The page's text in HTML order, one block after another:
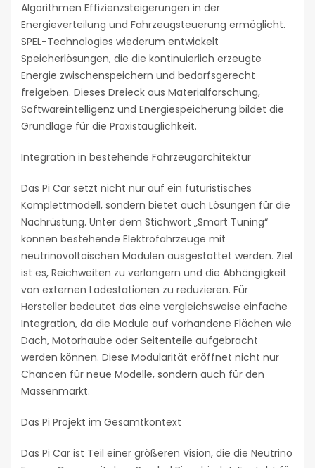
Algorithmen Effizienzsteigerungen in der
Energieverteilung und Fahrzeugsteuerung ermöglicht.
SPEL-Technologies wiederum entwickelt
Speicherlösungen, die die kontinuierlich erzeugte
Energie zwischenspeichern und bedarfsgerecht
freigeben. Dieses Dreieck aus Materialforschung,
Softwareintelligenz und Energiespeicherung bildet die
Grundlage für die Praxistauglichkeit.
Integration in bestehende Fahrzeugarchitektur
Das Pi Car setzt nicht nur auf ein futuristisches
Komplettmodell, sondern bietet auch Lösungen für die
Nachrüstung. Unter dem Stichwort „Smart Tuning“
können bestehende Elektrofahrzeuge mit
neutrinovoltaischen Modulen ausgestattet werden. Ziel
ist es, Reichweiten zu verlängern und die Abhängigkeit
von externen Ladestationen zu reduzieren. Für
Hersteller bedeutet das eine vergleichsweise einfache
Integration, da die Module auf vorhandene Flächen wie
Dach, Motorhaube oder Seitenteile aufgebracht
werden können. Diese Modularität eröffnet nicht nur
Chancen für neue Modelle, sondern auch für den
Massenmarkt.
Das Pi Projekt im Gesamtkontext
Das Pi Car ist Teil einer größeren Vision, die die Neutrino